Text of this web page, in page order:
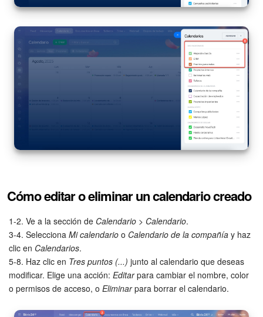
Cómo editar o eliminar un calendario creado
1-2. Ve a la sección de Calendario > Calendario.
3-4. Selecciona Mi calendario o Calendario de la compañía y haz
clic en Calendarios.
5-8. Haz clic en Tres puntos (...) junto al calendario que deseas
modificar. Elige una acción: Editarpara cambiar el nombre, color
o permisos de acceso, o Eliminarpara borrar el calendario.